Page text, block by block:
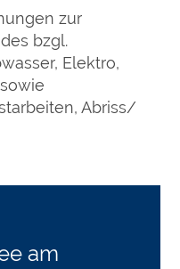
zur
bzgl.
Elektro,
Abriss/
am